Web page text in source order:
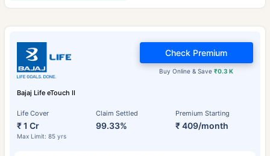
Bajaj Life eTouch II
Life Cover
₹ 1 Cr
Max Limit: 85 yrs
Claim Settled
99.33%
Premium Starting
₹ 409/month
Buy Online & Save₹0.3 K
Check Premium